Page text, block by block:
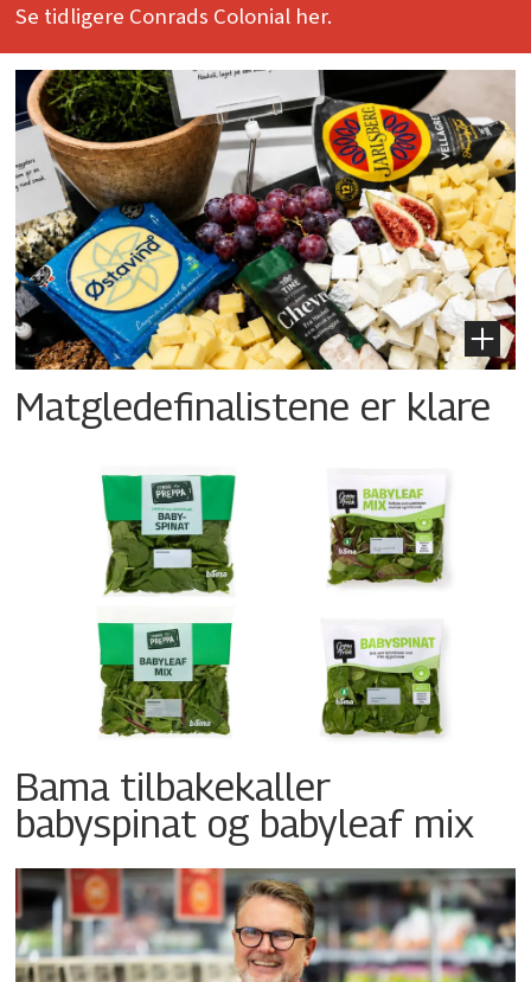
Se tidligere Conrads Colonial her.
Matgledefinalistene er klare
Bama tilbakekaller
babyspinat og babyleaf mix